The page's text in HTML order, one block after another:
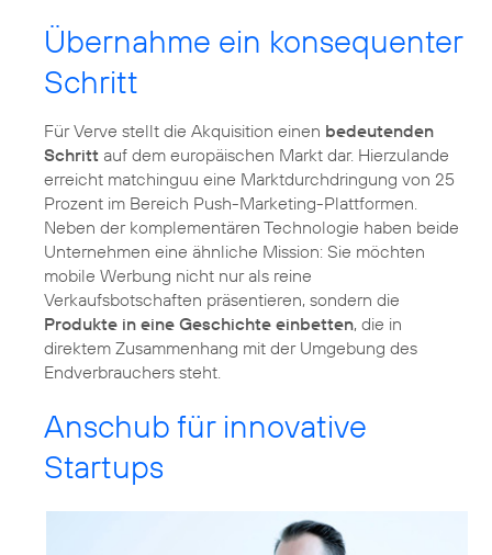
Übernahme ein konsequenter
Schritt
Für Verve stellt die Akquisition einen bedeutenden
Schritt auf dem europäischen Markt dar. Hierzulande
erreicht matchinguu eine Marktdurchdringung von 25
Prozent im Bereich Push-Marketing-Plattformen.
Neben der komplementären Technologie haben beide
Unternehmen eine ähnliche Mission: Sie möchten
mobile Werbung nicht nur als reine
Verkaufsbotschaften präsentieren, sondern die
Produkte in eine Geschichte einbetten, die in
direktem Zusammenhang mit der Umgebung des
Endverbrauchers steht.
Anschub für innovative
Startups